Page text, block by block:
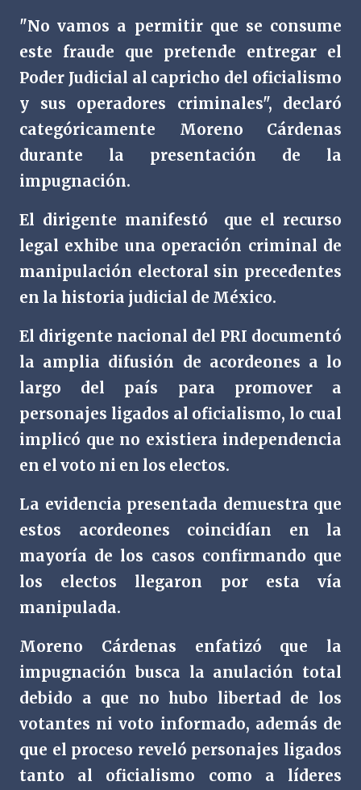
"No vamos a permitir que se consume
este fraude que pretende entregar el
Poder Judicial al capricho del oficialismo
y sus operadores criminales", declaró
categóricamente Moreno Cárdenas
durante la presentación de la
impugnación.
El dirigente manifestó
que el recurso
legal exhibe una operación criminal de
manipulación electoral sin precedentes
en la historia judicial de México.
El dirigente nacional del PRI documentó
la amplia difusión de acordeones a lo
largo del país para promover a
personajes ligados al oficialismo, lo cual
implicó que no existiera independencia
en el voto ni en los electos.
La evidencia presentada demuestra que
estos acordeones coincidían en la
mayoría de los casos confirmando que
los electos llegaron por esta vía
manipulada.
Moreno Cárdenas enfatizó que la
impugnación busca la anulación total
debido a que no hubo libertad de los
votantes ni voto informado, además de
que el proceso reveló personajes ligados
tanto al oficialismo como a líderes